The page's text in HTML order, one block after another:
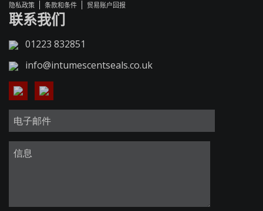
隐私政策 条款和条件 贸易账户回报
联系我们
01223 832851
info@intumescentseals.co.uk